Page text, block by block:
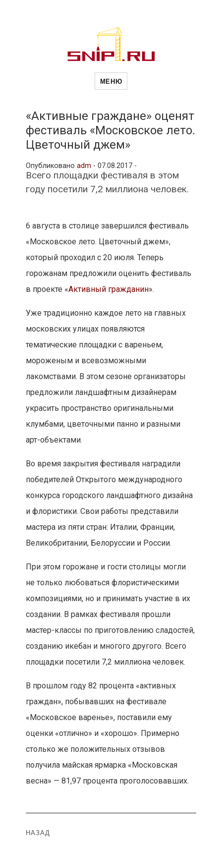
Новости
и
рубрики
МЕНЮ
«Активные граждане» оценят
фестиваль «Московское лето.
Цветочный джем»
Опубликовано adm - 07.08.2017 -
Всего площадки фестиваля в этом
году посетили 7,2 миллиона человек.
6 августа в столице завершился фестиваль
«Московское лето. Цветочный джем»,
который проходил с 20 июля. Теперь
горожанам предложили оценить фестиваль
в проекте «Активный гражданин».
Уже традиционно каждое лето на главных
московских улицах появляются
тематические площадки с вареньем,
мороженым и всевозможными
лакомствами. В этом сезоне организаторы
предложили ландшафтным дизайнерам
украсить пространство оригинальными
клумбами, цветочными панно и разными
арт-объектами.
Во время закрытия фестиваля наградили
победителей Открытого международного
конкурса городского ландшафтного дизайна
и флористики. Свои работы представили
мастера из пяти стран: Италии, Франции,
Великобритании, Белоруссии и России.
При этом горожане и гости столицы могли
не только любоваться флористическими
композициями, но и принимать участие в их
создании. В рамках фестиваля прошли
мастер-классы по приготовлению сладостей,
созданию икебан и многого другого. Всего
площадки посетили 7,2 миллиона человек.
В прошлом году 82 процента «активных
граждан», побывавших на фестивале
«Московское варенье», поставили ему
оценки «отлично» и «хорошо». Примерно
столько же положительных отзывов
получила майская ярмарка «Московская
весна» — 81,97 процента проголосовавших.
Навигация
НАЗАД